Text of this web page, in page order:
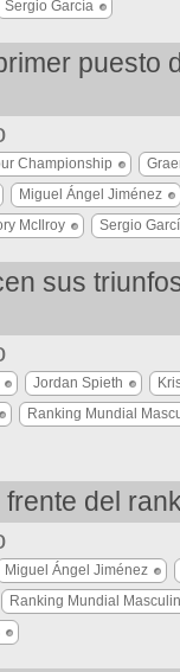
Sergio García
puesto
Championship
Miguel Ángel Jiménez
McIlroy Sergio
sus
Jordan Spieth
Ranking Mundial
del
Miguel Ángel Jiménez
Ranking Mundial